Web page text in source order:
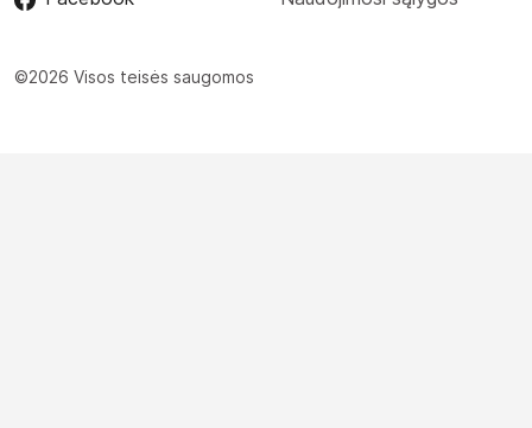
©2026 Visos teisės saugomos